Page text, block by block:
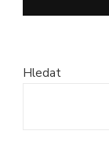
Hledat